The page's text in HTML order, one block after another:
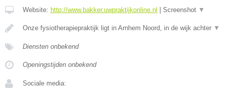
Website: http://www.bakker.uwpraktijkonline.nl Screenshot ▼
Onze fysiotherapiepraktijk ligt in Arnhem Noord, in de wijk achter ▼
Diensten onbekend
Openingstijden onbekend
Sociale media: